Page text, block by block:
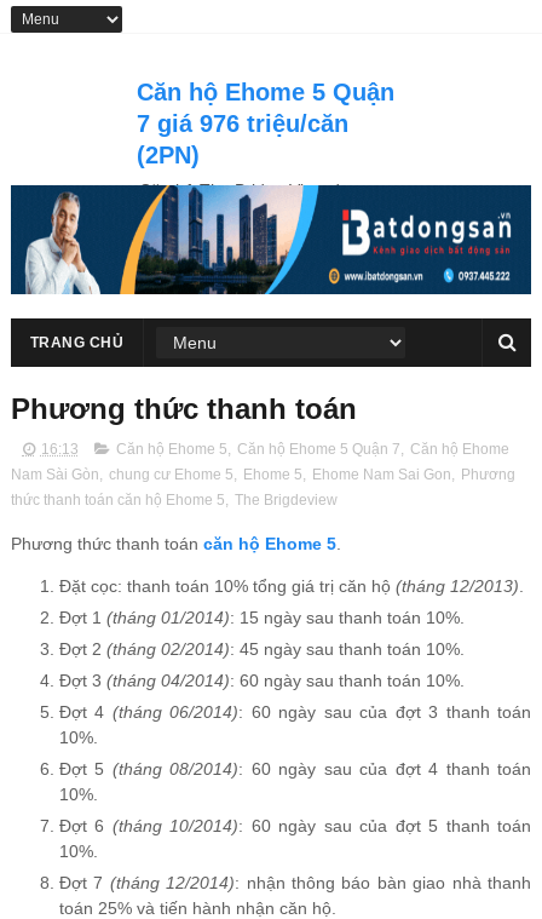
Căn hộ Ehome 5 Quận
7 giá 976 triệu/căn
(2PN)
Căn hộ The Bridge View được
Nam Long đầu tư có view trực
diện sông Sài Gòn, cầu Phú Mỹ
TRANG CHỦ
Phương thức thanh toán
16:13 Căn hộ Ehome 5, Căn hộ Ehome 5 Quận 7, Căn hộ Ehome
Nam Sài Gòn, chung cư Ehome 5, Ehome 5, Ehome Nam Sai Gon, Phương
thức thanh toán căn hộ Ehome 5, The Brigdeview
Phương thức thanh toán căn hộ Ehome 5.
Đặt cọc: thanh toán 10% tổng giá trị căn hộ (tháng 12/2013)
Đợt 1 (tháng 01/2014): 15 ngày sau thanh toán 10%.
Đợt 2 (tháng 02/2014): 45 ngày sau thanh toán 10%.
Đợt 3 (tháng 04/2014): 60 ngày sau thanh toán 10%.
Đợt 4 (tháng 06/2014): 60 ngày sau của đợt 3 thanh toán
10%.
Đợt 5 (tháng 08/2014): 60 ngày sau của đợt 4 thanh toán
10%.
Đợt 6 (tháng 10/2014): 60 ngày sau của đợt 5 thanh toán
10%.
Đợt 7 (tháng 12/2014): nhận thông báo bàn giao nhà thanh
toán 25% và tiến hành nhận căn hộ.